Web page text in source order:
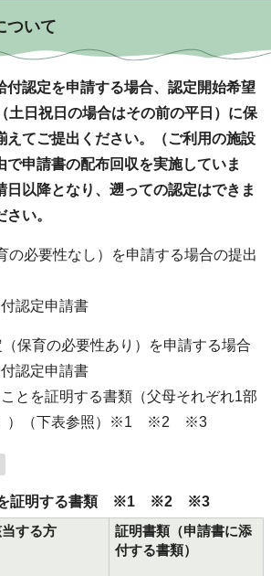
ついて
付認定を申請する場合、認定開始希望
土日祝日の場合はその前の平日）に保
えてご提出ください。（ご利用の施設
で申請書の配布回収を実施していま
日以降となり、遡っての認定はできま
い。
必要性なし）を申請する場合の提出
認定申請書
保育の必要性あり）を申請する場合
認定申請書
ことを証明する書類（父母それぞれ1部
））（下表参照）※1 ※2 ※3
を証明する書類 ※1 ※2 ※3
する方
証明書類（申請書に添
付する書類）